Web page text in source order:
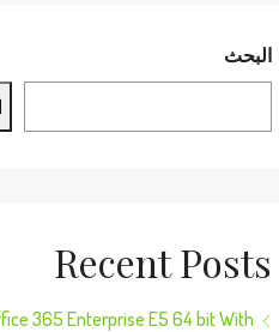
البحث
Recent Posts
365 Enterprise E5 64 bit With